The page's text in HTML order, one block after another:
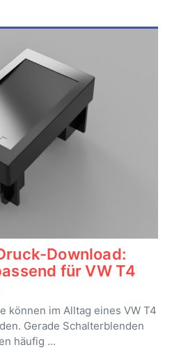
Download:
für VW T4
können im Alltag eines VW T4
Gerade Schalterblenden
häufig ...